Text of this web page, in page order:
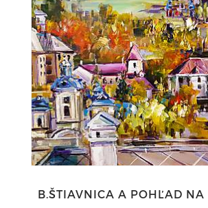
B.ŠTIAVNICA A POHĽAD NA